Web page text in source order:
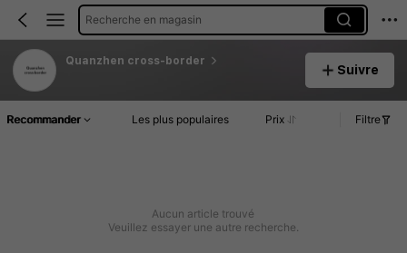
Recherche en magasin
Quanzhen cross-border
Suivre
Recommander Les plus populaires Prix Filtre
Aucun article trouvé
Veuillez essayer une autre recherche.